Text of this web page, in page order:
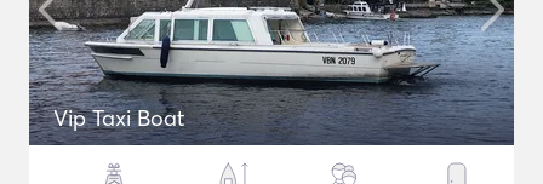
Vip Taxi Boat